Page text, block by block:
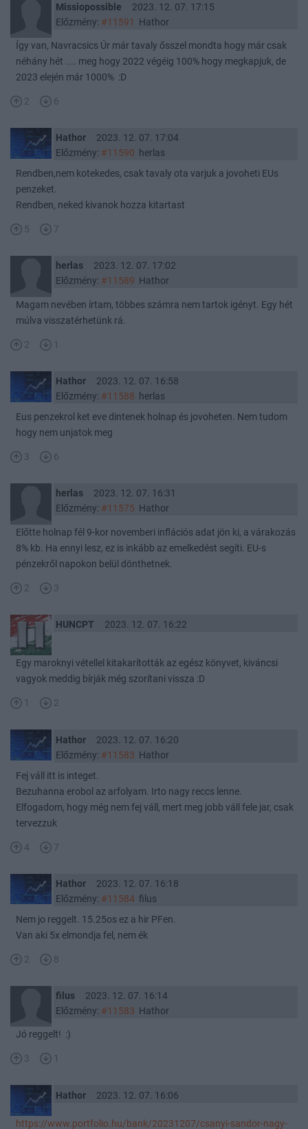
Missiopossible
2023. 12. 07. 17:15
Előzmény: #11591 Hathor
Így van, Navracsics Úr már tavaly ősszel mondta hogy már csak
néhány hét .... meg hogy 2022 végéig 100% hogy megkapjuk, de
2023 elején már 1000% :D
2 6
Hathor
2023. 12. 07. 17:04
Előzmény: #11590 herlas
Rendben,nem kotekedes, csak tavaly ota varjuk a jovoheti EUs
penzeket.
Rendben, neked kivanok hozza kitartast
5 7
herlas
2023. 12. 07. 17:02
Előzmény: #11589 Hathor
Magam nevében írtam, többes számra nem tartok igényt. Egy hét
múlva visszatérhetünk rá.
2 1
Hathor
2023. 12. 07. 16:58
Előzmény: #11588 herlas
Eus penzekrol ket eve dintenek holnap és jovoheten. Nem tudom
hogy nem unjatok meg
3 6
herlas
2023. 12. 07. 16:31
Előzmény: #11575 Hathor
Előtte holnap fél 9-kor novemberi inflációs adat jön ki, a várakozás
8% kb. Ha ennyi lesz, ez is inkább az emelkedést segíti. EU-s
pénzekről napokon belül dönthetnek.
2 3
HUNCPT 2023. 12. 07. 16:22
Egy maroknyi vétellel kitakarították az egész könyvet, kiváncsi
vagyok meddig bírják még szorítani vissza :D
1 2
Hathor
2023. 12. 07. 16:20
Előzmény: #11583 Hathor
Fej váll itt is integet.
Bezuhanna erobol az arfolyam. Irto nagy reccs lenne.
Elfogadom, hogy még nem fej váll, mert meg jobb váll fele jar, csak
tervezzuk
4 7
Hathor
2023. 12. 07. 16:18
Előzmény: #11584filus
Nem jo reggelt. 15.25os ez a hir PFen.
Van aki 5x elmondja fel, nem ék
2 8
filus
2023. 12. 07. 16:14
Előzmény: #11583 Hathor
Jó reggelt! :)
3 1
Hathor 2023. 12. 07. 16:06
https://www.portfolio.hu/bank/20231207/csanyi-sandor-nagy-